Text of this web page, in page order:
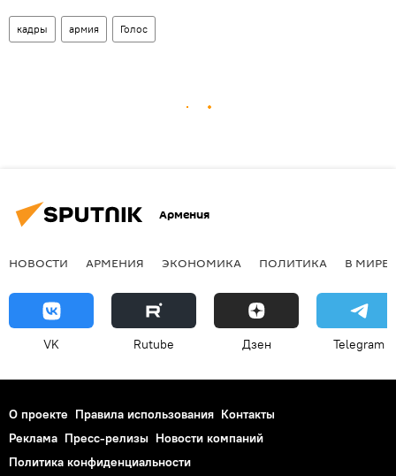
кадры армия Голос
Армения
НОВОСТИ АРМЕНИЯ ЭКОНОМИКА ПОЛИТИКА В МИРЕ
VK Rutube Дзен Telegram
О проекте Правила использования Контакты
Реклама Пресс-релизы Новости компаний
Политика конфиденциальности